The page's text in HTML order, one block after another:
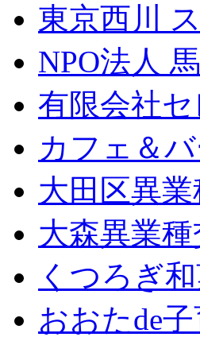
東京西川
NPO法人
有限会社
カフェ＆
大田区異
大森異業
くつろぎ
おおたde